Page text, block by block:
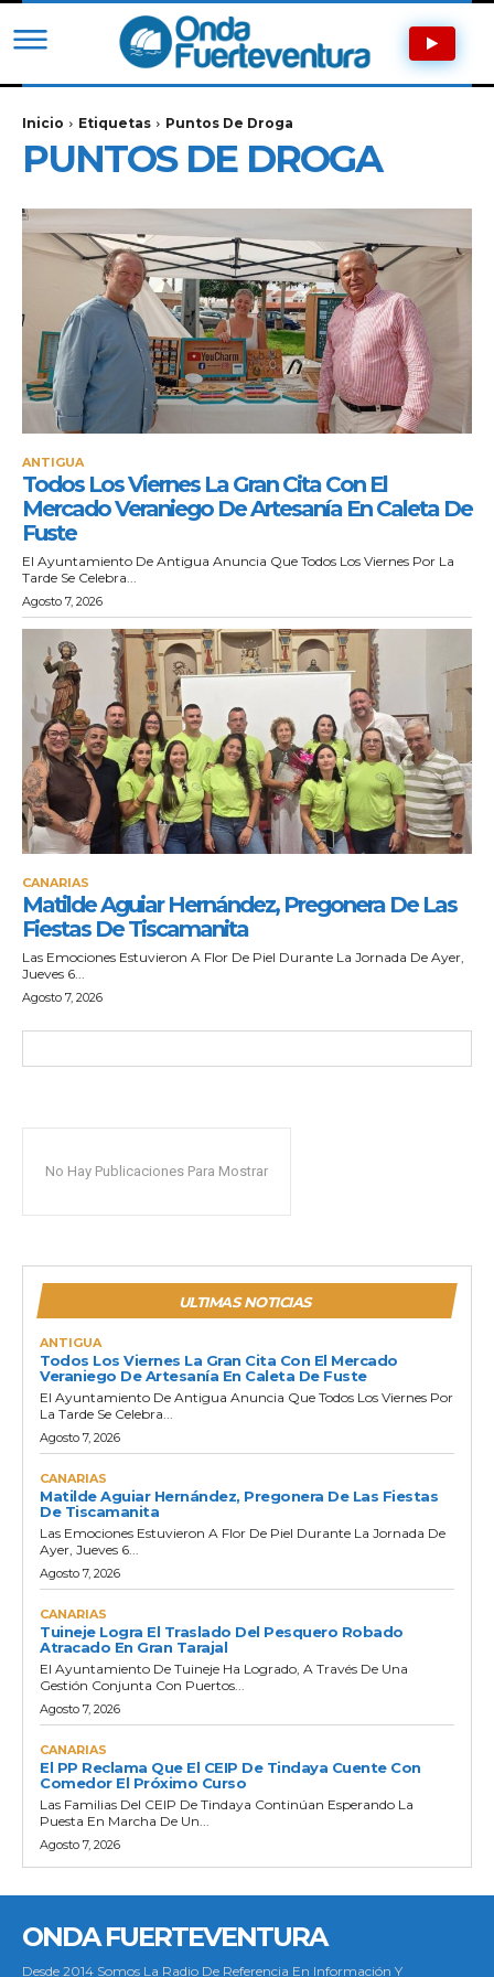
Inicio Etiquetas Puntos De Droga
PUNTOS DE DROGA
ANTIGUA
Todos Los Viernes La Gran Cita Con El
Mercado Veraniego De Artesanía En Caleta De
Fuste
El Ayuntamiento De Antigua Anuncia Que Todos Los Viernes Por La
Tarde Se Celebra...
Agosto 7, 2026
CANARIAS
Matilde Aguiar Hernández, Pregonera De Las
Fiestas De Tiscamanita
Las Emociones Estuvieron A Flor De Piel Durante La Jornada De Ayer,
Jueves 6...
Agosto 7, 2026
No Hay Publicaciones Para Mostrar
ULTIMAS NOTICIAS
ANTIGUA
Todos Los Viernes La Gran Cita Con El Mercado
Veraniego De Artesanía En Caleta De Fuste
El Ayuntamiento De Antigua Anuncia Que Todos Los Viernes Por
La Tarde Se Celebra...
Agosto 7, 2026
CANARIAS
Matilde Aguiar Hernández, Pregonera De Las Fiestas
De Tiscamanita
Las Emociones Estuvieron A Flor De Piel Durante La Jornada De
Ayer, Jueves 6...
Agosto 7, 2026
CANARIAS
Tuineje Logra El Traslado Del Pesquero Robado
Atracado En Gran Tarajal
El Ayuntamiento De Tuineje Ha Logrado, A Través De Una
Gestión Conjunta Con Puertos...
Agosto 7, 2026
CANARIAS
El PP Reclama Que El CEIP De Tindaya Cuente Con
Comedor El Próximo Curso
Las Familias Del CEIP De Tindaya Continúan Esperando La
Puesta En Marcha De Un...
Agosto 7, 2026
ONDA FUERTEVENTURA
Desde 2014 Somos La Radio De Referencia En Información Y